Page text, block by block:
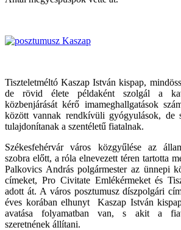
Tiszteletméltó Kaszap István kispap,
de rövid élete példaként szolgál a
közbenjárását kérő imameghallgatások
között vannak rendkívüli gyógyulások, de
tulajdonítanak a szentéletű fiatalnak.
Székesfehérvár város közgyűlése az
szobra előtt, a róla elnevezett téren tartotta
Palkovics András polgármester az ünnepi
címeket, Pro Civitate Emlékérmeket és
adott át. A város posztumusz díszpolgári
éves korában elhunyt Kaszap István
avatása folyamatban van, s akit a
szeretnének állítani.